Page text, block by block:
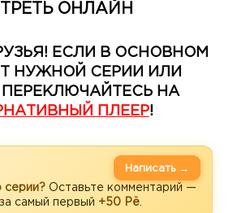
ОНЛАЙН
ЕСЛИ В ОСНОВНОМ
НУЖНОЙ СЕРИИ ИЛИ
НА
ПЛЕЕР!
серии? Оставьте комментарий —
за самый первый +50 Рё
Написать →